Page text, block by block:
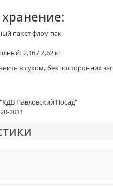
пакет флоу-пак
2,16 / 2,62 кг
в сухом, без посторонних
Павловский Посад"
2011